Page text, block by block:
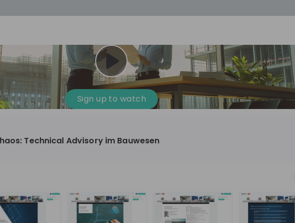
Company culture Day in the life Events Jobs Role
12
Program
passionate
and creating lasting
Explorers
ideas to real impact? Join our Live Stream and
discover how Sunrise is shaping the future
through innovation. Hear directly from one of
EN Information technology
Sign up to watch
Technical Advisory im Bauwesen